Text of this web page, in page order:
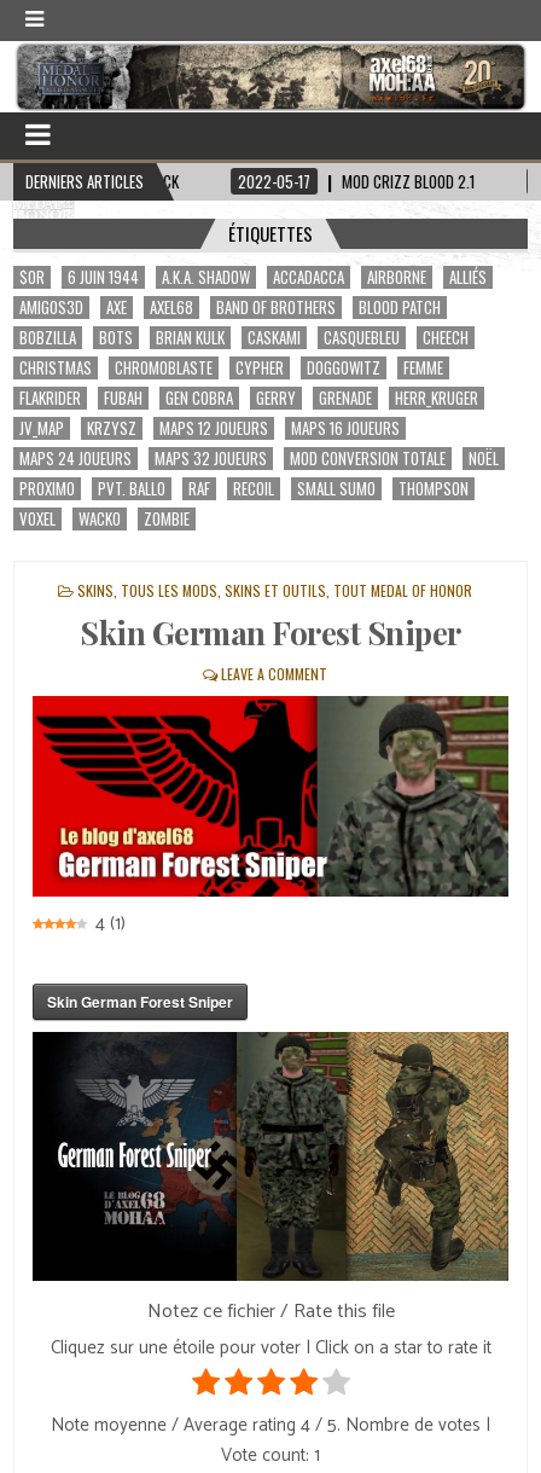
DERNIERS ARTICLES
HADDOCK 2022-05-17 MOD CRIZZ BLOOD 2.1 2022-05-01
ÉTIQUETTES
$OR 6 JUIN 1944 A.K.A. SHADOW ACCADACCA AIRBORNE
ALLIÉS
AMIGOS3D
AXE AXEL68 BAND OF BROTHERS
BLOOD PATCH
BOBZILLA
BOTS BRIAN KULK CASKAMI CASQUEBLEU
CHEECH
CHRISTMAS
CHROMOBLASTE CYPHER DOGGOWITZ
FEMME
FLAKRIDER
FUBAH GEN COBRA GERRY GRENADE
HERR_KRUGER
JV_MAP
KRZYSZ MAPS 12 JOUEURS
MAPS 16 JOUEURS
MAPS 24 JOUEURS
MAPS 32 JOUEURS MOD CONVERSION TOTALE
NOËL
PROXIMO
PVT. BALLO RAF RECOIL SMALL SUMO
THOMPSON
VOXEL
WACKO ZOMBIE
POSTED
SKINS TOUS LES MODS, SKINS ET OUTILS TOUT MEDAL OF HONOR
Skin German Forest Sniper
LEAVE A COMMENT
4(1)
Skin German Forest Sniper
Notez ce fichier / Rate this file
Cliquez sur une étoile pour voter | Click on a star to rate it
Note moyenne / Average rating 4/ 5. Nombre de votes |
Vote count: 1